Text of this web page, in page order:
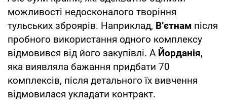
можливості недосконалого творіння
тульських зброярів. Наприклад, В’єтнам після
пробного використання одного комплексу
відмовився від його закупівлі. А Йорданія,
яка виявляла бажання придбати 70
комплексів, після детального їх вивчення
відмовилася укладати контракт.